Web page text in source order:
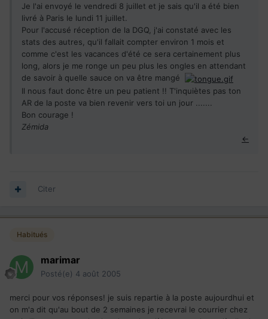
Je l'ai envoyé le vendredi 8 juillet et je sais qu'il a été bien
livré à Paris le lundi 11 juillet.
Pour l'accusé réception de la DGQ, j'ai constaté avec les
stats des autres, qu'il fallait compter environ 1 mois et
comme c'est les vacances d'été ce sera certainement plus
long, alors je me ronge un peu plus les ongles en attendant
de savoir à quelle sauce on va être mangé
Il nous faut donc être un peu patient !! T'inquiètes pas ton
AR de la poste va bien revenir vers toi un jour .......
Bon courage !
Zémida
←
Citer
Habitués
marimar
Posté(e) 4 août 2005
merci pour vos réponses! je suis repartie à la poste aujourdhui et
on m'a dit qu'au bout de 2 semaines je recevrai le courrier chez